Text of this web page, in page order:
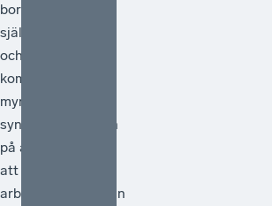
borde vara en
självklarhet. Från
och med 1 juli
kommer statliga
myndigheter
synliggöra skatten
på arbete genom
att redovisa
arbetsgivaravgiften